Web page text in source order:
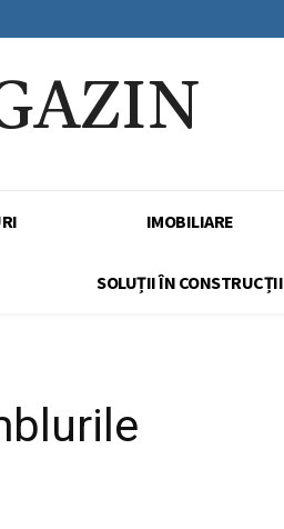
IMOBILIARE
SOLUȚII ÎN CONSTRUCȚII